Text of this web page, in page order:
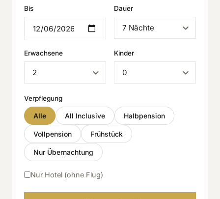
Bis Dauer
Erwachsene Kinder
Verpflegung
Alle All Inclusive Halbpension
Vollpension Frühstück
Nur Übernachtung
Nur Hotel (ohne Flug)